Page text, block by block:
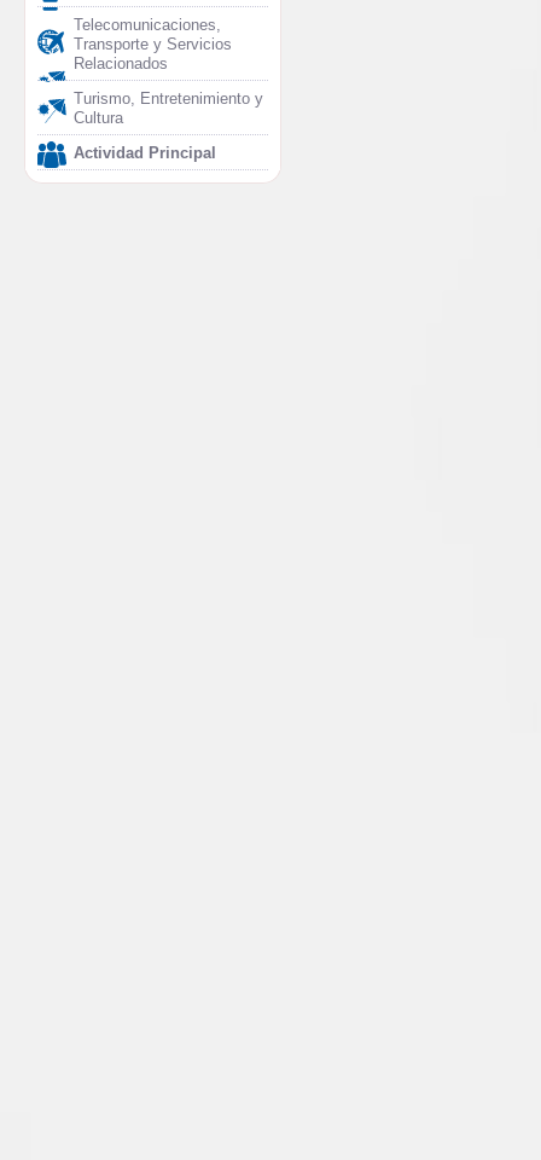
Telecomunicaciones,
Transporte y Servicios
Relacionados
Turismo, Entretenimiento y
Cultura
Actividad Principal